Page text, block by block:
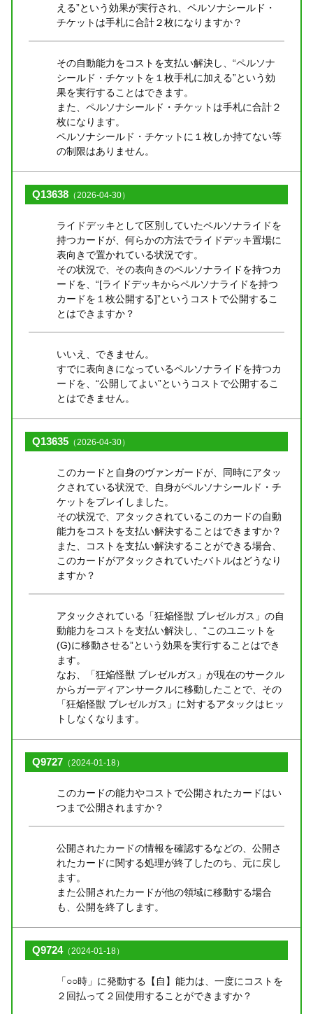
える”という効果が実行され、ペルソナシールド・
チケットは手札に合計２枚になりますか？
その自動能力をコストを支払い解決し、“ペルソナ
シールド・チケットを１枚手札に加える”という効
果を実行することはできます。
また、ペルソナシールド・チケットは手札に合計２
枚になります。
ペルソナシールド・チケットに１枚しか持てない等
の制限はありません。
Q13638 （2026-04-30）
ライドデッキとして区別していたペルソナライドを
持つカードが、何らかの方法でライドデッキ置場に
表向きで置かれている状況です。
その状況で、その表向きのペルソナライドを持つカ
ードを、“[ライドデッキからペルソナライドを持つ
カードを１枚公開する]”というコストで公開するこ
とはできますか？
いいえ、できません。
すでに表向きになっているペルソナライドを持つカ
ードを、“公開してよい”というコストで公開するこ
とはできません。
Q13635 （2026-04-30）
このカードと自身のヴァンガードが、同時にアタッ
クされている状況で、自身がペルソナシールド・チ
ケットをプレイしました。
その状況で、アタックされているこのカードの自動
能力をコストを支払い解決することはできますか？
また、コストを支払い解決することができる場合、
このカードがアタックされていたバトルはどうなり
ますか？
アタックされている「狂焔怪獣 ブレゼルガス」の自
動能力をコストを支払い解決し、“このユニットを
(G)に移動させる”という効果を実行することはでき
ます。
なお、「狂焔怪獣 ブレゼルガス」が現在のサークル
からガーディアンサークルに移動したことで、その
「狂焔怪獣 ブレゼルガス」に対するアタックはヒッ
トしなくなります。
Q9727 （2024-01-18）
このカードの能力やコストで公開されたカードはい
つまで公開されますか？
公開されたカードの情報を確認するなどの、公開さ
れたカードに関する処理が終了したのち、元に戻し
ます。
また公開されたカードが他の領域に移動する場合
も、公開を終了します。
Q9724（2024-01-18）
「○○時」に発動する【自】能力は、一度にコストを
２回払って２回使用することができますか？